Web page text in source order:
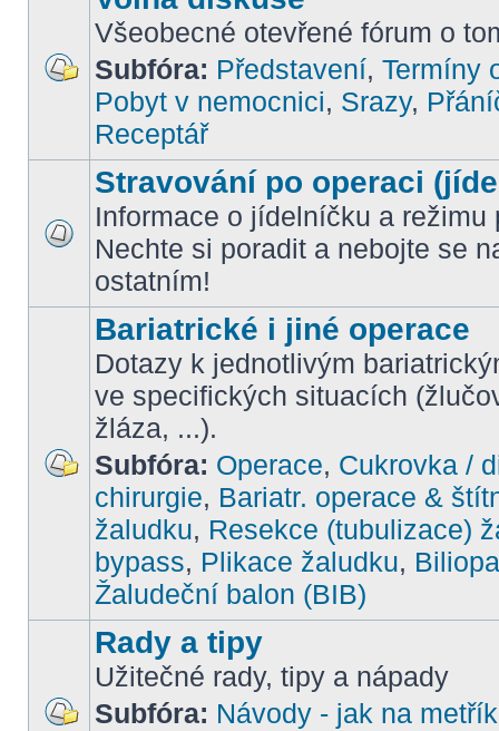
Všeobecné otevřené fórum o
Subfóra: Představení, Termíny
Pobyt v nemocnici, Srazy,
Receptář
Stravování po operaci
Informace o jídelníčku a režimu
Nechte si poradit a nebojte se
ostatním!
Bariatrické i jiné operace
Dotazy k jednotlivým
ve specifických situacích
žláza, ...).
Subfóra: Operace, Cukrovka /
chirurgie, Bariatr. operace &
žaludku, Resekce (tubulizace)
bypass, Plikace žaludku,
Žaludeční balon (BIB)
Rady a tipy
Užitečné rady, tipy a nápady
Subfóra: Návody - jak na